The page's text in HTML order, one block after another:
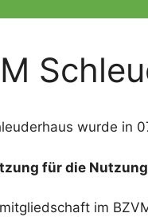
wurde in
für die
im